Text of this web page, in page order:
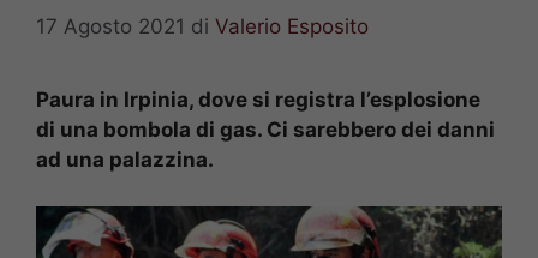
17 Agosto 2021 di Valerio Esposito
Paura in Irpinia, dove si registra l’esplosione
di una bombola di gas. Ci sarebbero dei danni
ad una palazzina.